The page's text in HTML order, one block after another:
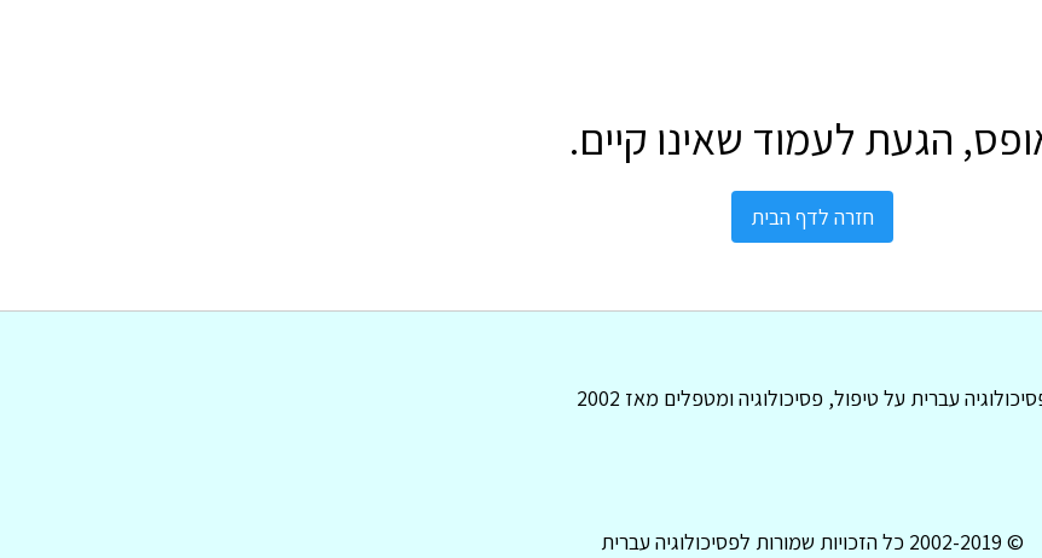
הגעת לעמוד שאינו קיים.
חזרה לדף הבית
עברית על טיפול, פסיכולוגיה ומטפלים מאז 2002
© 2002-2019 כל הזכויות שמורות לפסיכולוגיה עברית